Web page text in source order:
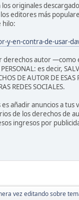
originales
editores más
hilo:
y-en-contra-de-usar-
autor —como
es decir,
DE AUTOR DE
REDES SOCIALES.
añadir anuncios a tus
de los derechos de
ingresos por
vez editando sobre